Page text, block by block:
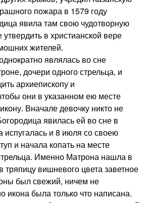
пожара в 1579 году
явила там свою чудотворную
в христианской вере
жителей.
являлась во сне
дочери одного стрельца, и
архиепископу и
они в указанном ею месте
Вначале девочку никто не
явилась ей во сне в
испугалась и 8 июля со своею
и начала копать на месте
Именно Матрона нашла в
тряпицу вишневого цвета заветное
был свежий, ничем не
икона была только что написана.